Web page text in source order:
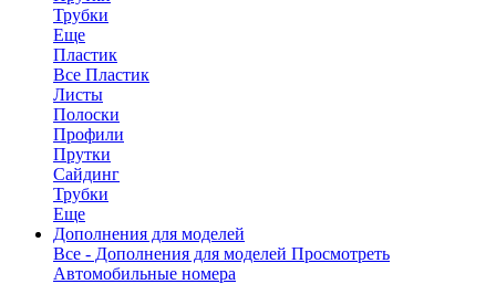
Трубки
Еще
Пластик
Все Пластик
Листы
Полоски
Профили
Прутки
Сайдинг
Трубки
Еще
Дополнения для моделей
Все - Дополнения для моделей Просмотреть
Автомобильные номера